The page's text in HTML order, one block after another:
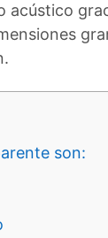
acústico
son: